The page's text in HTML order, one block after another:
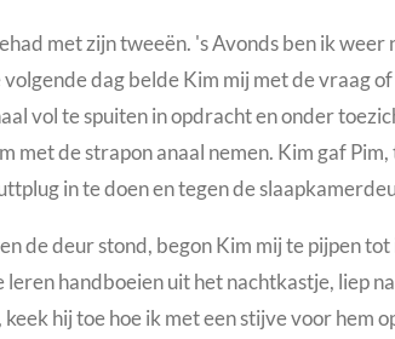
met zijn tweeën. 's Avonds ben ik weer
dag belde Kim mij met de vraag
vol te spuiten in opdracht en onder
met de strapon anaal nemen. Kim gaf
in te doen en tegen de
de deur stond, begon Kim mij te pijpen
handboeien uit het nachtkastje, liep
hij toe hoe ik met een stijve voor hem